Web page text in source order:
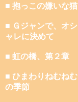
■ 抱っこの嫌いな猫
■ Ｇジャンで、オシ
ャレに決めて
■ 虹の橋、第２章
■ ひまわりねむねむ
の季節